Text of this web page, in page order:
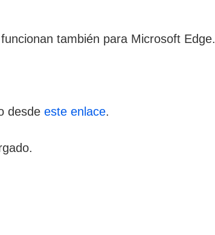
funcionan también para Microsoft Edge.
desde este enlace.